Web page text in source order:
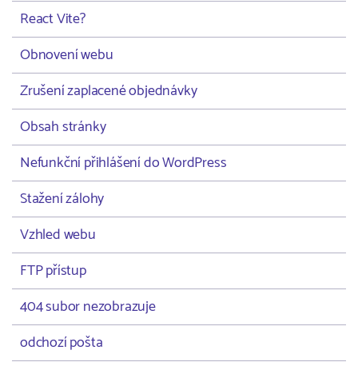
React Vite?
Obnovení webu
Zrušení zaplacené objednávky
Obsah stránky
Nefunkční přihlášení do WordPress
Stažení zálohy
Vzhled webu
FTP přístup
404 subor nezobrazuje
odchozí pošta